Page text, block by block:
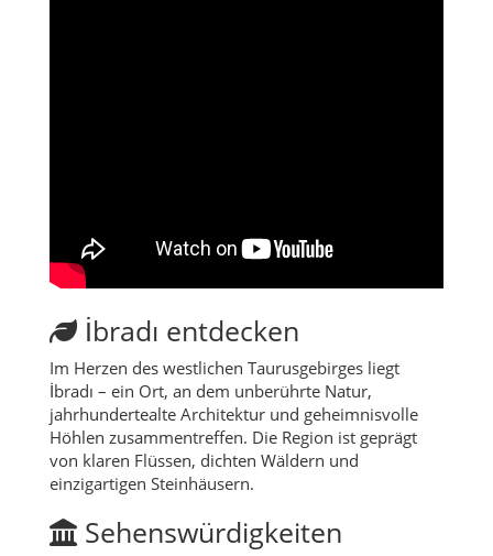
İbradı entdecken
Im Herzen des westlichen Taurusgebirges liegt
İbradı – ein Ort, an dem unberührte Natur,
jahrhundertealte Architektur und geheimnisvolle
Höhlen zusammentreffen. Die Region ist geprägt
von klaren Flüssen, dichten Wäldern und
einzigartigen Steinhäusern.
Sehenswürdigkeiten